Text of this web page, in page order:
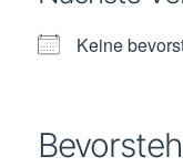
Keine